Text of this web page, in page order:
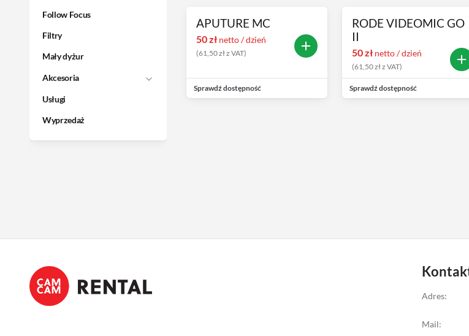
Follow Focus
Filtry
Mały dyżur
Akcesoria
Usługi
Wyprzedaż
APUTURE MC
50zł netto / dzień
(61,50złz VAT)
Sprawdź dostępność
RODE VIDEOMIC GO
II
50zł netto / dzień
(61,50złz VAT)
Sprawdź dostępność
Adres:
Mail: